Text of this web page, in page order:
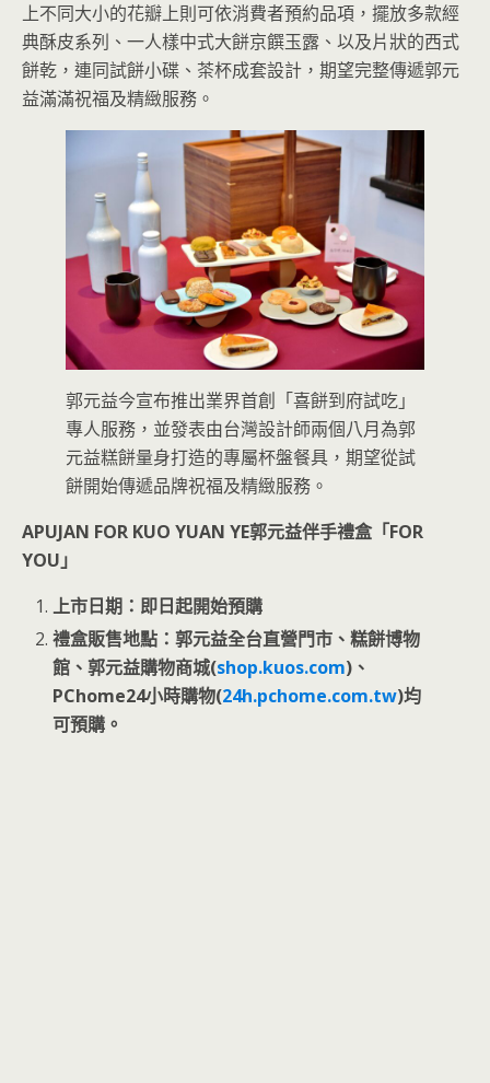
上不同大小的花瓣上則可依消費者預約品項，擺放多款經
典酥皮系列、一人樣中式大餅京饌玉露、以及片狀的西式
餅乾，連同試餅小碟、茶杯成套設計，期望完整傳遞郭元
益滿滿祝福及精緻服務。
郭元益今宣布推出業界首創「喜餅到府試吃」
專人服務，並發表由台灣設計師兩個八月為郭
元益糕餅量身打造的專屬杯盤餐具，期望從試
餅開始傳遞品牌祝福及精緻服務。
APUJAN FOR KUO YUAN YE郭元益伴手禮盒「FOR
YOU」
上市日期：即日起開始預購
禮盒販售地點：郭元益全台直營門市、糕餅博物
館、郭元益購物商城(shop.kuos.com)、
PChome24小時購物(24h.pchome.com.tw)均
可預購。